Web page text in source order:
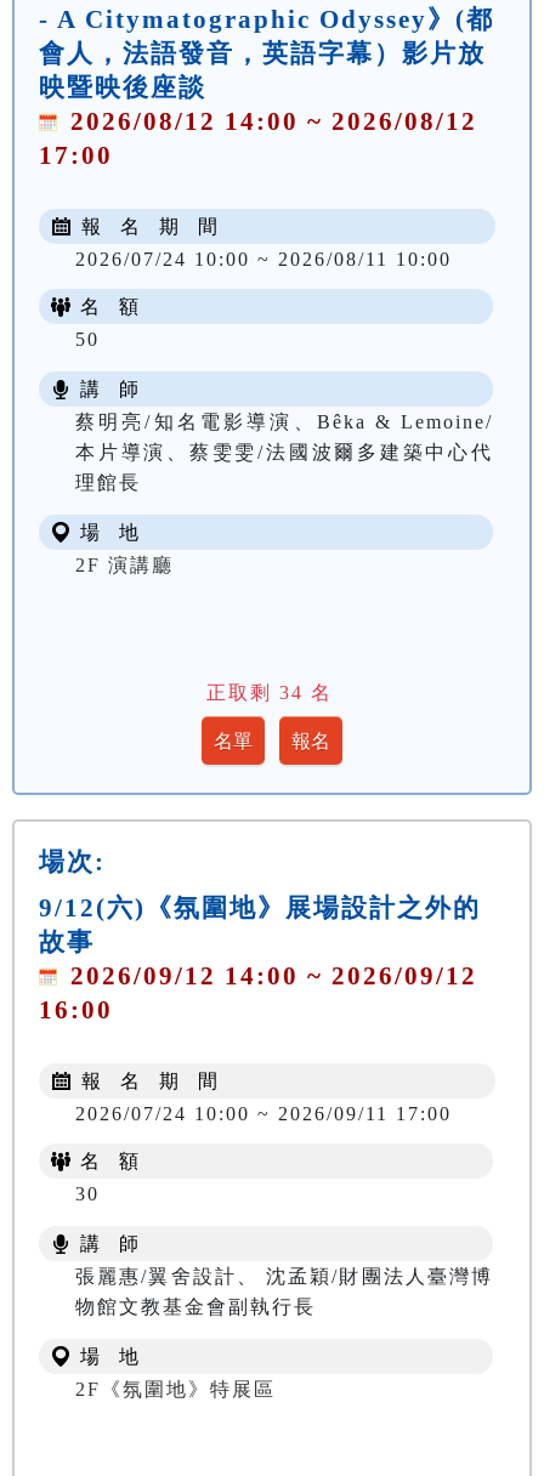
- A Citymatographic Odyssey》(都
會人，法語發音，英語字幕）影片放
映暨映後座談
2026/08/12 14:00 ~ 2026/08/12
17:00
報 名 期 間
2026/07/24 10:00 ~ 2026/08/11 10:00
名 額
50
講 師
蔡明亮/知名電影導演、Bêka & Lemoine/
本片導演、蔡雯雯/法國波爾多建築中心代
理館長
場 地
2F 演講廳
正取剩 34 名
場次:
9/12(六)《氛圍地》展場設計之外的
故事
2026/09/12 14:00 ~ 2026/09/12
16:00
報 名 期 間
2026/07/24 10:00 ~ 2026/09/11 17:00
名 額
30
講 師
張麗惠/翼舍設計、 沈孟穎/財團法人臺灣博
物館文教基金會副執行長
場 地
2F《氛圍地》特展區